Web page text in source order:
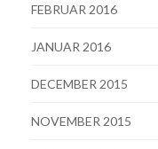
FEBRUAR 2016
JANUAR 2016
DECEMBER 2015
NOVEMBER 2015